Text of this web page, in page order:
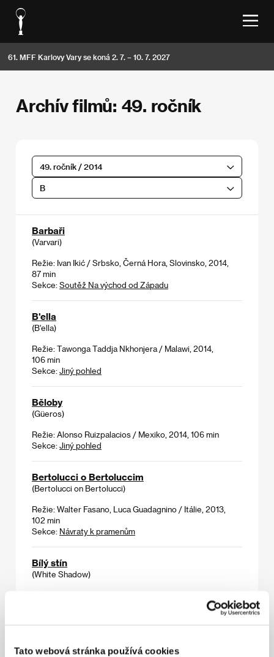
Tato webová stránka používá cookies
61. MFF Karlovy Vary se koná 2. 7. – 10. 7. 2027
Archív filmů: 49. ročník
49. ročník / 2014
B
Barbaři
(Varvari)
Režie: Ivan Ikić / Srbsko, Černá Hora, Slovinsko, 2014,
87 min
Sekce: Soutěž Na východ od Západu
B'ella
(B'ella)
Režie: Tawonga Taddja Nkhonjera / Malawi, 2014,
106 min
Sekce: Jiný pohled
Běloby
(Güeros)
Režie: Alonso Ruizpalacios / Mexiko, 2014, 106 min
Sekce: Jiný pohled
Bertolucci o Bertoluccim
(Bertolucci on Bertolucci)
Režie: Walter Fasano, Luca Guadagnino / Itálie, 2013,
102 min
Sekce: Návraty k pramenům
Bílý stín
(White Shadow)
Björk: Biophilia Live